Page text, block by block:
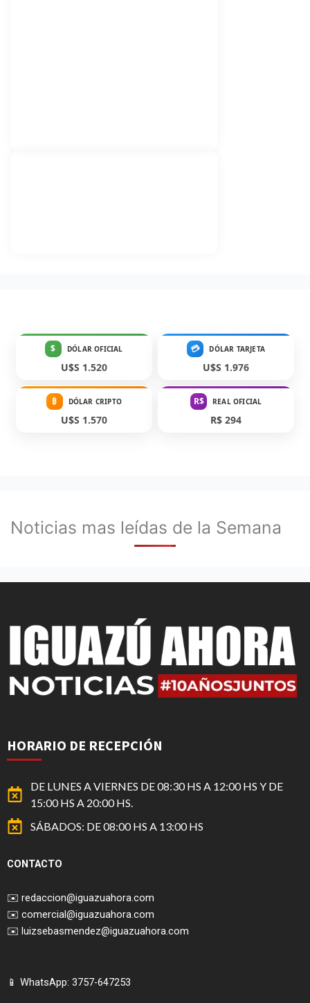
$ DÓLAR OFICIAL
U$S 1.520
💳 DÓLAR TARJETA
U$S 1.976
₿ DÓLAR CRIPTO
U$S 1.570
R$ REAL OFICIAL
R$ 294
Noticias mas leídas de la Semana
HORARIO DE RECEPCIÓN
DE LUNES A VIERNES DE 08:30 HS A 12:00 HS Y DE
15:00 HS A 20:00 HS.
SÁBADOS: DE 08:00 HS A 13:00 HS
CONTACTO
✉️ redaccion@iguazuahora.com
✉️ comercial@iguazuahora.com
✉️ luizsebasmendez@iguazuahora.com
📱 WhatsApp: 3757-647253